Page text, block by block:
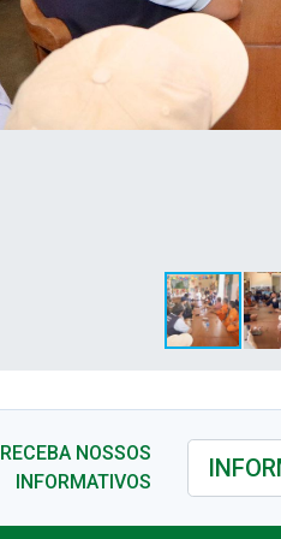
RECEBA NOSSOS
INFORMATIVOS